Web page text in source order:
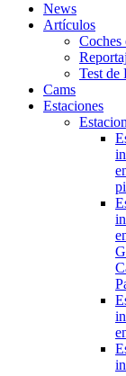
News
Artículos
Coches
Test de
Cams
Estaciones